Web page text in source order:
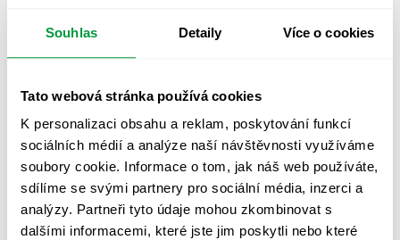
Souhlas Detaily Více o cookies
Tato webová stránka používá cookies
K personalizaci obsahu a reklam, poskytování funkcí
sociálních médií a analýze naší návštěvnosti využíváme
soubory cookie. Informace o tom, jak náš web používáte,
sdílíme se svými partnery pro sociální média, inzerci a
analýzy. Partneři tyto údaje mohou zkombinovat s
dalšími informacemi, které jste jim poskytli nebo které
PROTIPANICKÉ OSVĚTLENÍ
PROVOZNÍ DENÍK NOUZOVÉHO OSVĚTLENÍ
REVIZE NOUZOVÉHO OSVĚTLENÍ ŘÍZENÍ
UMĚLÉ OSVĚTLENÍ VEŘEJNÉ OSVĚTLENÍ
VÝPOČET OSVĚTLENÍ VÝPOČET ZASTÍNĚNÍ
VÝPOČTY A NÁVRHY ZASTÍNĚNÍ
ZKOUŠKY NOUZOVÉHO OSVĚTLENÍ